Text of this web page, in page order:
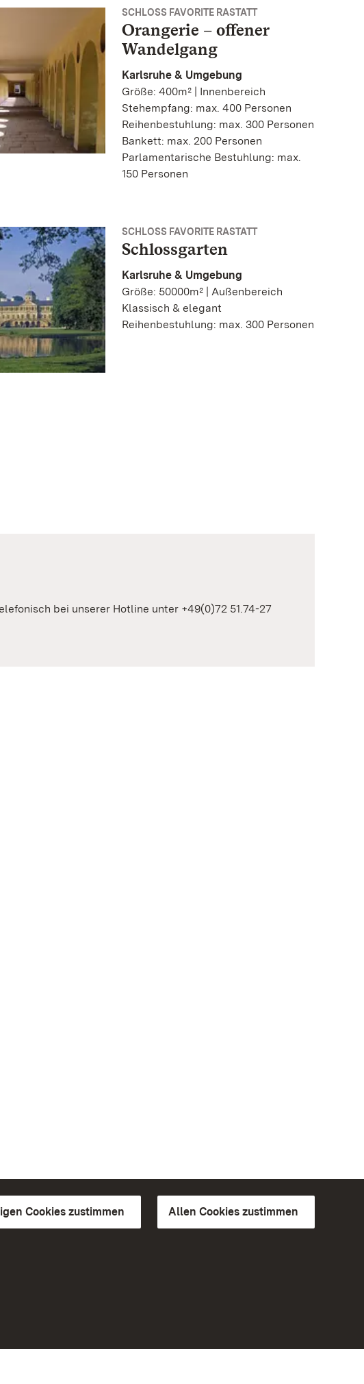
Cookies zustimmen Allen Cookies zustimmen
SCHLOSS FAVORITE RASTATT
Orangerie – offener
Wandelgang
Karlsruhe & Umgebung
Größe: 400m² | Innenbereich
Stehempfang: max. 400 Personen
Reihenbestuhlung: max. 300 Personen
Bankett: max. 200 Personen
Parlamentarische Bestuhlung: max.
150 Personen
SCHLOSS FAVORITE RASTATT
Schlossgarten
Karlsruhe & Umgebung
Größe: 50000m² | Außenbereich
Klassisch & elegant
Reihenbestuhlung: max. 300 Personen
bei unserer Hotline unter +49(0)72 51.74-27